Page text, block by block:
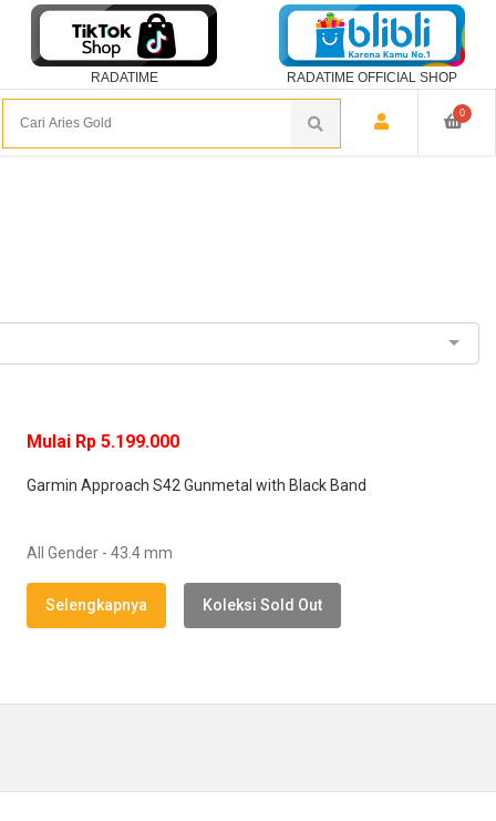
RADATIME RADATIME OFFICIAL SHOP
0
Mulai Rp 5.199.000
Garmin Approach S42 Gunmetal with Black Band
All Gender - 43.4 mm
Selengkapnya Koleksi Sold Out